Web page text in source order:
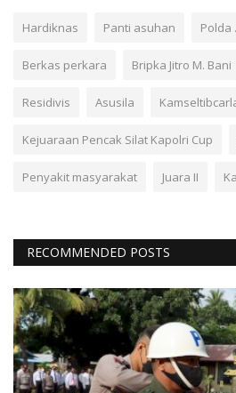
Hardiknas Panti asuhan Polda
Berkas perkara Bripka Jitro M. Bani
Residivis Asusila
Kejuaraan Pencak Silat Kapolri Cup
Penyakit masyarakat Juara II
RECOMMENDED POSTS